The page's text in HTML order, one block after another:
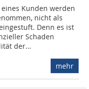
Kunden werden
nicht als
Denn es ist
Schaden
der...
mehr